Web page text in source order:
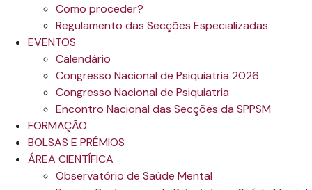
Como proceder?
Regulamento das Secções Especializadas
EVENTOS
Calendário
Congresso Nacional de Psiquiatria 2026
Congresso Nacional de Psiquiatria
Encontro Nacional das Secções da SPPSM
FORMAÇÃO
BOLSAS E PRÉMIOS
ÁREA CIENTÍFICA
Observatório de Saúde Mental